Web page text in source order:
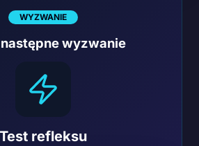
WYZWANIE
wyzwanie
Test refleksu